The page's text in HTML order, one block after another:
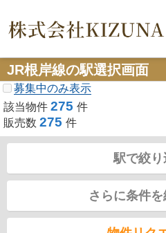
JR根岸線の駅選択画面
募集中のみ表示
該当物件 275 件
販売数 275 件
駅で絞り
さらに条件